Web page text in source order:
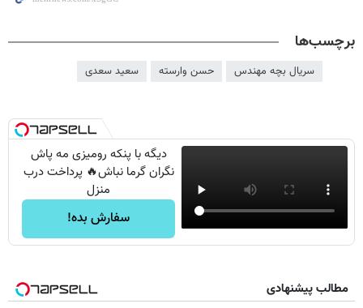
برچسب‌ها
سریال بچه مهندس حسن وارسته سعید سعدی
دیگه با پنکه رومیزی مه پاش
نگران گرما نباش🔥 پرداخت درب
منزل
سفارش بده!
مطالب پیشنهادی